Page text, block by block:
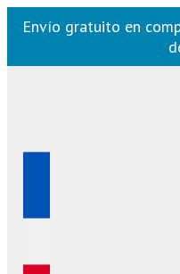
Envío gratuito en